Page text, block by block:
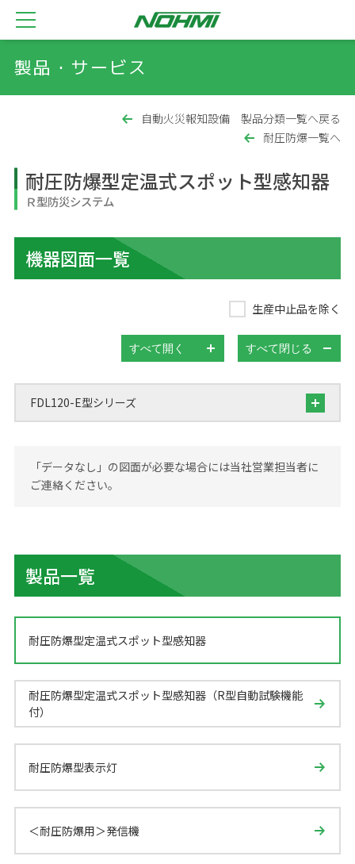
製品・サービス
自動火災報知設備 製品分類一覧へ戻る
耐圧防爆一覧へ
耐圧防爆型定温式スポット型感知器
Ｒ型防災システム
機器図面一覧
生産中止品を除く
すべて開く すべて閉じる
FDL120-E型シリーズ
「データなし」の図面が必要な場合には当社営業担当者に
ご連絡ください。
製品一覧
耐圧防爆型定温式スポット型感知器
耐圧防爆型定温式スポット型感知器（R型自動試験機能
付）
耐圧防爆型表示灯
＜耐圧防爆用＞発信機